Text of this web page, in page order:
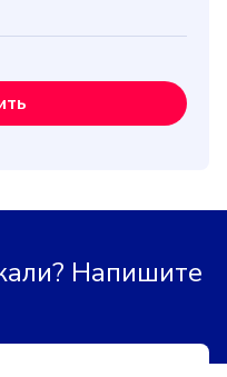
Напишите